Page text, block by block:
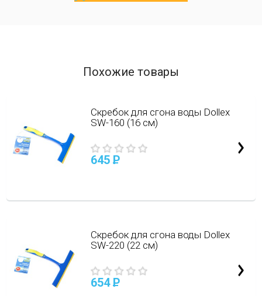
Похожие товары
Скребок для сгона воды Dollex
SW-160 (16 см)
645 P
Скребок для сгона воды Dollex
SW-220 (22 см)
654P